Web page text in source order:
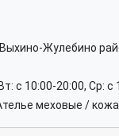
Жулебино
c 10:00-20:00, Ср:
меховые /